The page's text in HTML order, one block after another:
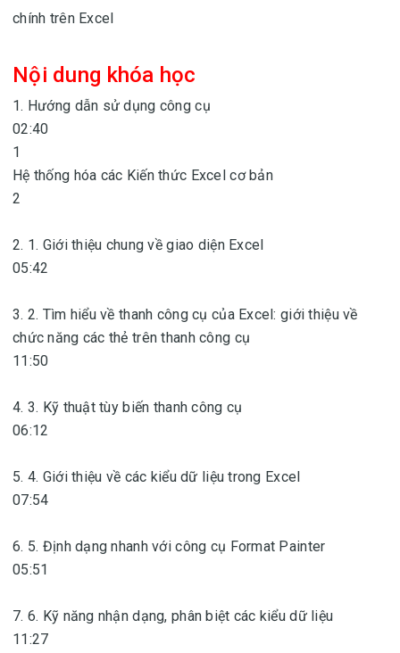
chính trên Excel
Nội dung khóa học
1. Hướng dẫn sử dụng công cụ
02:40
1
Hệ thống hóa các Kiến thức Excel cơ bản
2
2. 1. Giới thiệu chung về giao diện Excel
05:42
3. 2. Tìm hiểu về thanh công cụ của Excel: giới thiệu về
chức năng các thẻ trên thanh công cụ
11:50
4. 3. Kỹ thuật tùy biến thanh công cụ
06:12
5. 4. Giới thiệu về các kiểu dữ liệu trong Excel
07:54
6. 5. Định dạng nhanh với công cụ Format Painter
05:51
7. 6. Kỹ năng nhận dạng, phân biệt các kiểu dữ liệu
11:27